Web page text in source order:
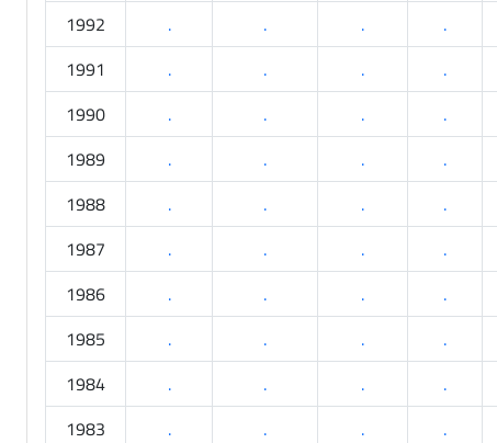
1992
. . . .
1991
. . . .
1990
. . . .
1989
. . . .
1988
. . . .
1987
. . . .
1986
. . . .
1985
. . . .
1984
. . . .
1983
. . . .